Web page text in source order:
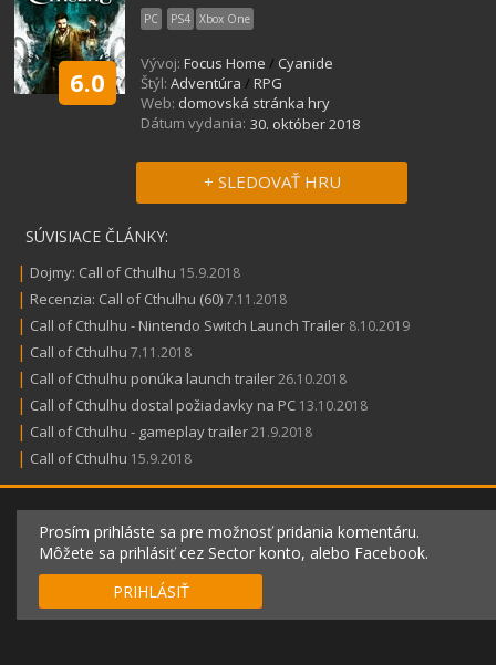
6.0
PC PS4 Xbox One
Vývoj: Focus Home / Cyanide
Štýl: Adventúra / RPG
Web: domovská stránka hry
Dátum vydania: 30. október 2018
+ SLEDOVAŤ HRU
SÚVISIACE ČLÁNKY:
| Dojmy: Call of Cthulhu 15.9.2018
| Recenzia: Call of Cthulhu (60)7.11.2018
| Call of Cthulhu - Nintendo Switch Launch Trailer 8.10.2019
| Call of Cthulhu 7.11.2018
| Call of Cthulhu ponúka launch trailer26.10.2018
| Call of Cthulhu dostal požiadavky na PC 13.10.2018
| Call of Cthulhu - gameplay trailer21.9.2018
| Call of Cthulhu 15.9.2018
Prosím prihláste sa pre možnosť pridania komentáru.
Môžete sa prihlásiť cez Sector konto, alebo Facebook.
PRIHLÁSIŤ